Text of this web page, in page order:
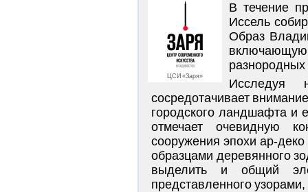
ЦСИ «Заря»
В течение
Иссель
Образ
включающую
разнородных
Исследуя
сосредотачивает
городского ландшафта и
отмечает очевидную
сооружения эпохи ар-
образцами деревянного
выделить и общий
представленного